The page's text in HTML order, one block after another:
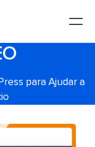
para Ajudar a